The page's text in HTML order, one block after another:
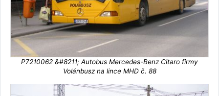
P7210062 &#8211; Autobus Mercedes-Benz Citaro firmy
Volánbusz na lince MHD č. 88